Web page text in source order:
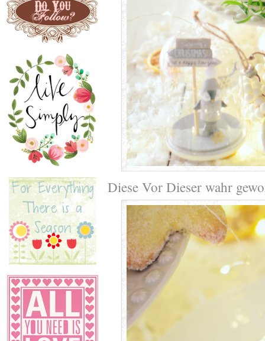
Diese Vor Dieser wahr